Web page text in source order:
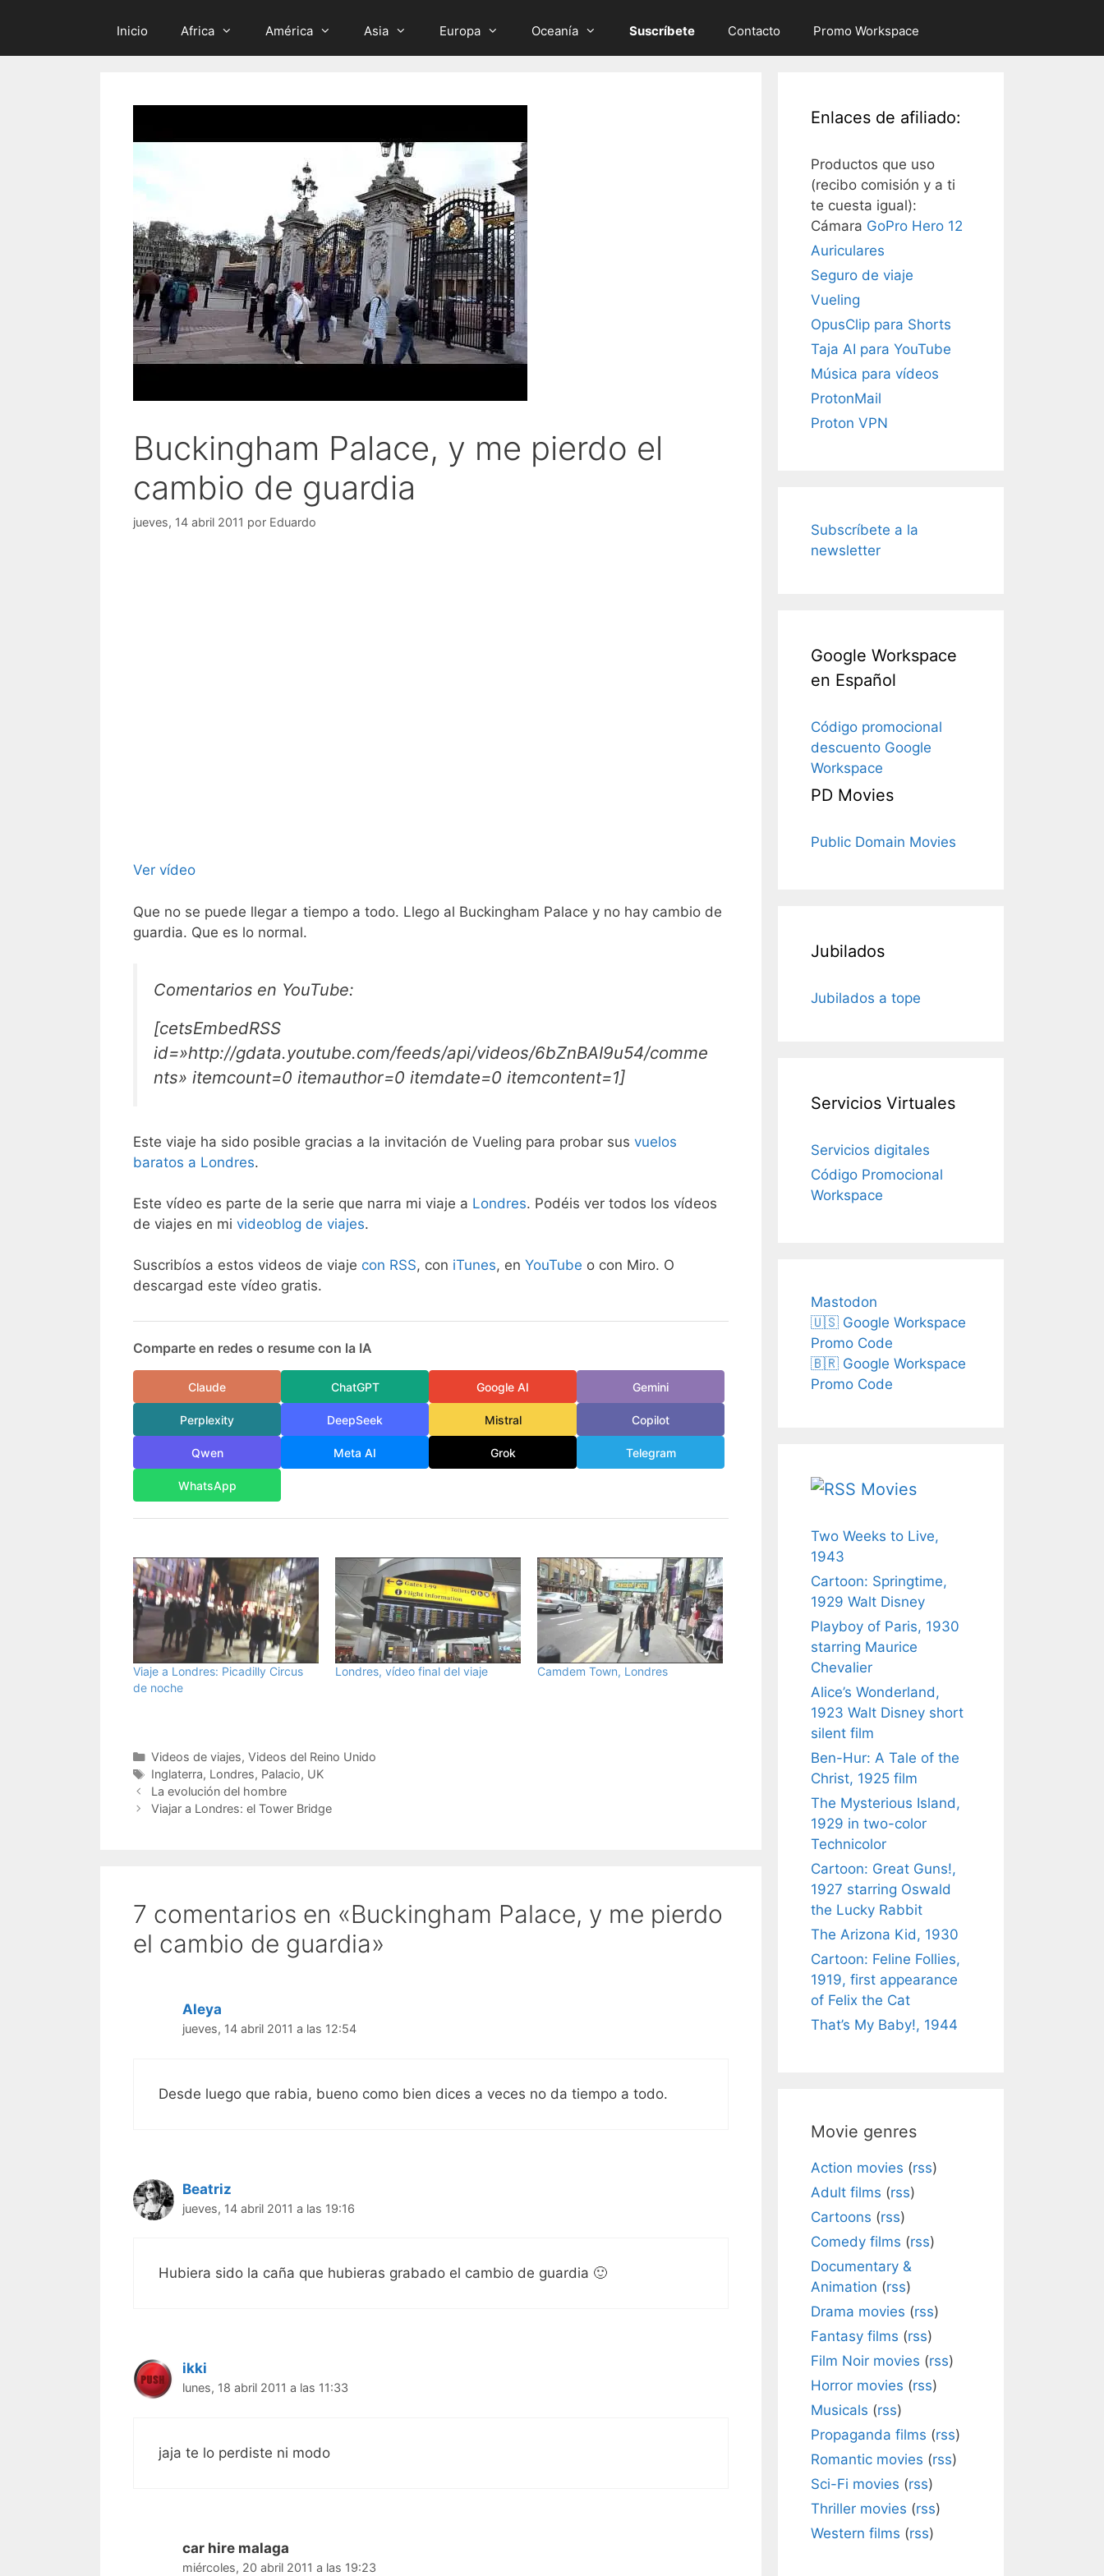
Inicio Africa América Asia Europa Oceanía Suscríbete Contacto Promo Workspace
Buckingham Palace, y me pierdo el
cambio de guardia
jueves, 14 abril 2011 por Eduardo
Ver vídeo
Que no se puede llegar a tiempo a todo. Llego al Buckingham Palace y no hay cambio de
guardia. Que es lo normal.
Comentarios en YouTube:
[cetsEmbedRSS
id=»http://gdata.youtube.com/feeds/api/videos/6bZnBAI9u54/comme
nts» itemcount=0 itemauthor=0 itemdate=0 itemcontent=1]
Este viaje ha sido posible gracias a la invitación de Vueling para probar sus vuelos
baratos a Londres.
Este vídeo es parte de la serie que narra mi viaje a Londres. Podéis ver todos los vídeos
de viajes en mi videoblog de viajes.
Suscribíos a estos videos de viaje con RSS, con iTunes, en YouTube o con Miro. O
descargad este vídeo gratis.
Comparte en redes o resume con la IA
Claude ChatGPT Google AI Gemini
Perplexity DeepSeek Mistral Copilot
Qwen Meta AI Grok Telegram
WhatsApp
Viaje a Londres: Picadilly Circus
de noche
Londres, vídeo final del viaje Camdem Town, Londres
Categorías
Videos de viajes, Videos del Reino Unido
Etiquetas
Inglaterra, Londres, Palacio, UK
La evolución del hombre
Viajar a Londres: el Tower Bridge
7 comentarios en «Buckingham Palace, y me pierdo
el cambio de guardia»
Aleya
jueves, 14 abril 2011 a las 12:54
Desde luego que rabia, bueno como bien dices a veces no da tiempo a todo.
Beatriz
jueves, 14 abril 2011 a las 19:16
Hubiera sido la caña que hubieras grabado el cambio de guardia 🙂
ikki
lunes, 18 abril 2011 a las 11:33
jaja te lo perdiste ni modo
car hire malaga
miércoles, 20 abril 2011 a las 19:23
Enlaces de afiliado:
Productos que uso
(recibo comisión y a ti
te cuesta igual):
Cámara GoPro Hero 12
Auriculares
Seguro de viaje
Vueling
OpusClip para Shorts
Taja AI para YouTube
Música para vídeos
ProtonMail
Proton VPN
Subscríbete a la
newsletter
Google Workspace
en Español
Código promocional
descuento Google
Workspace
PD Movies
Public Domain Movies
Jubilados
Jubilados a tope
Servicios Virtuales
Servicios digitales
Código Promocional
Workspace
Mastodon
🇺🇸 Google Workspace
Promo Code
🇧🇷 Google Workspace
Promo Code
Movies
Two Weeks to Live,
1943
Cartoon: Springtime,
1929 Walt Disney
Playboy of Paris, 1930
starring Maurice
Chevalier
Alice’s Wonderland,
1923 Walt Disney short
silent film
Ben-Hur: A Tale of the
Christ, 1925 film
The Mysterious Island,
1929 in two-color
Technicolor
Cartoon: Great Guns!,
1927 starring Oswald
the Lucky Rabbit
The Arizona Kid, 1930
Cartoon: Feline Follies,
1919, first appearance
of Felix the Cat
That’s My Baby!, 1944
Movie genres
Action movies (rss)
Adult films (rss)
Cartoons (rss)
Comedy films (rss)
Documentary &
Animation (rss)
Drama movies (rss)
Fantasy films (rss)
Film Noir movies (rss)
Horror movies (rss)
Musicals (rss)
Propaganda films (rss)
Romantic movies (rss)
Sci-Fi movies (rss)
Thriller movies (rss)
Western films (rss)